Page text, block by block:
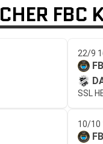
FBC
22/9
SSL
10/10